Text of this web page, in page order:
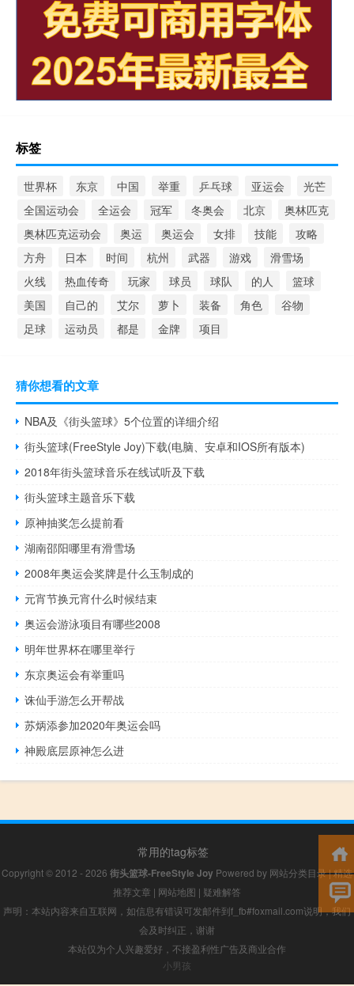
标签
世界杯 东京 中国 举重 乒乓球 亚运会
光芒
全国运动会
全运会 冠军 冬奥会 北京
奥林匹克
奥林匹克运动会
奥运 奥运会 女排 技能
攻略
方舟
日本 时间 杭州 武器 游戏
滑雪场
火线
热血传奇 玩家 球员 球队 的人
篮球
美国
自己的 艾尔 萝卜 装备 角色
谷物
足球
运动员 都是 金牌 项目
猜你想看的文章
NBA及《街头篮球》5个位置的详细介绍
街头篮球(FreeStyle Joy)下载(电脑、安卓和IOS所有版本)
2018年街头篮球音乐在线试听及下载
街头篮球主题音乐下载
原神抽奖怎么提前看
湖南邵阳哪里有滑雪场
2008年奥运会奖牌是什么玉制成的
元宵节换元宵什么时候结束
奥运会游泳项目有哪些2008
明年世界杯在哪里举行
东京奥运会有举重吗
诛仙手游怎么开帮战
苏炳添参加2020年奥运会吗
神殿底层原神怎么进
常用的tag标签
Copyright © 2012 - 2026 街头篮球-FreeStyle Joy Powered by 网站分类目录|精选
推荐文章 | 网站地图 | 疑难解答
声明：本站内容来自互联网，如信息有错误可发邮件到f_fb#foxmail.com说明，我们
会及时纠正，谢谢
本站仅为个人兴趣爱好，不接盈利性广告及商业合作
小男孩